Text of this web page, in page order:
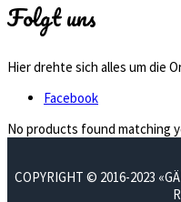
Folgt uns
Hier drehte sich alles um die
Facebook
No products found matching
COPYRIGHT © 2016-2023